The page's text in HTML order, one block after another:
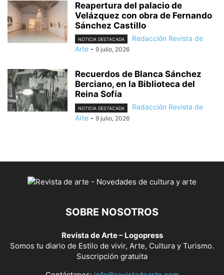
Reapertura del palacio de
Velázquez con obra de Fernando
Sánchez Castillo
NOTICIA DESTACADA
Redacción Revista de
Arte - 9 julio, 2026
Recuerdos de Blanca Sánchez
Berciano, en la Biblioteca del
Reina Sofía
NOTICIA DESTACADA
Redacción Revista de
Arte - 9 julio, 2026
SOBRE NOSOTROS
Revista de Arte – Logopress
Somos tu diario de Estilo de vivir, Arte, Cultura y Turismo.
Suscripción gratuita